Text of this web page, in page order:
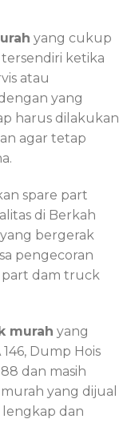
yang cukup
ketika
atau
yang
harus dilakukan
agar tetap
spare part
di Berkah
bergerak
pengecoran
part dam truck
murah yang
Dump Hois
dan masih
yang dijual
dan